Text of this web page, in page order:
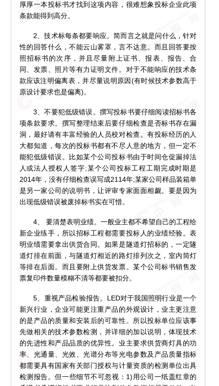
厚厚一本投标书才找到这项内容，很难想象投标企业此项
条款能得到高分。
2、技术标每条都要响应。简而言之就是问什么，针对
性的回答什么，不能云山雾罩，言不达意。而且回答要按
照招标书的次序，并且尽量附上证书、报表、报告、合
同、发票、照片等有力证明文件。对于不能响应的技术条
款应该注明偏离表，并尽量说明原因(有时候技术参数高于
原设计要求也是偏离)。
3、不要犯低级错误。撰写投标书要仔细阅读招标书各
项条款要求。撰写整理结束后要仔细检查是否标书存在漏
洞，最好请有丰富经验的人员校对检查。有投标经历的人
大都知道，每次的投标书都有不尽人意的地方，但一定不
能犯低级错误。比如某个公司投标书由于时间仓促漏掉法
人或法人授权人签字;某个公司投标工程工期完成时期是
2014年，没有仔细检查误写成2114年;某家公司样品装箱单
是另一家公司的说明书，让评审专家面面相觑。要是因为
出现低级错误被废掉标书实在可惜。
4、 要清楚表明业绩。一般业主都不希望自己的工程给
新企业练手，所以招标工程都需要投标人的业绩经验。表
明业绩需要拿出供货合同。如果是隧道灯招标的，一定隧
道灯排在前面，与隧道灯相近的路灯排列次之，室内筒灯
等排在后面。而且要附上供货发票。某个公司标书销售发
票复印件数量模糊不清等都要被扣分。
5、重视产品检验报告。LED对于我国照明行业是一个
新兴行业，企业可能更注重产品的外观设计，业主更注意
的是产品的质量和安装后的可靠性。所以投标单位应该事
先做相关的技术参数检测，并详细的加以说明，体现技术
的先进性和产品品质的优异性。业主要求供货商灯具的功
率、光通量、光效、光谱分布等光电参数及产品质量指标
都需要具有国家有关部门授权与计量资质的检测单位出具
检测报告。但一些细节不可忽视：1)用公司一纸盖红章的